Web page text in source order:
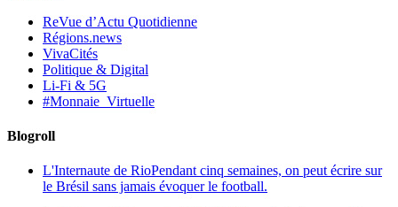
ReVue d’Actu Quotidienne
Régions.news
VivaCités
Politique & Digital
Li-Fi & 5G
#Monnaie_Virtuelle
Blogroll
L'Internaute de RioPendant cinq semaines, on peut écrire sur
le Brésil sans jamais évoquer le football.